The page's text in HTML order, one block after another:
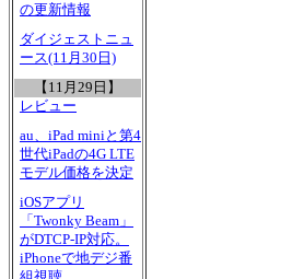
の更新情報
ダイジェストニュ
ース(11月30日)
【11月29日】
レビュー
au、iPad miniと第4
世代iPadの4G LTE
モデル価格を決定
iOSアプリ
「Twonky Beam」
がDTCP-IP対応。
iPhoneで地デジ番